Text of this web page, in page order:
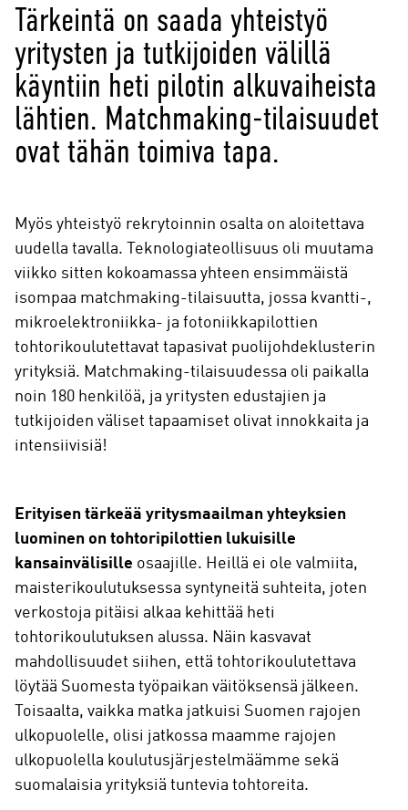
Tärkeintä on saada yhteistyö
yritysten ja tutkijoiden välillä
käyntiin heti pilotin alkuvaiheista
lähtien. Matchmaking-tilaisuudet
ovat tähän toimiva tapa.
Myös yhteistyö rekrytoinnin osalta on aloitettava
uudella tavalla. Teknologiateollisuus oli muutama
viikko sitten kokoamassa yhteen ensimmäistä
isompaa matchmaking-tilaisuutta, jossa kvantti-,
mikroelektroniikka- ja fotoniikkapilottien
tohtorikoulutettavat tapasivat puolijohdeklusterin
yrityksiä. Matchmaking-tilaisuudessa oli paikalla
noin 180 henkilöä, ja yritysten edustajien ja
tutkijoiden väliset tapaamiset olivat innokkaita ja
intensiivisiä!
Erityisen tärkeää yritysmaailman yhteyksien
luominen on tohtoripilottien lukuisille
kansainvälisille osaajille. Heillä ei ole valmiita,
maisterikoulutuksessa syntyneitä suhteita, joten
verkostoja pitäisi alkaa kehittää heti
tohtorikoulutuksen alussa. Näin kasvavat
mahdollisuudet siihen, että tohtorikoulutettava
löytää Suomesta työpaikan väitöksensä jälkeen.
Toisaalta, vaikka matka jatkuisi Suomen rajojen
ulkopuolelle, olisi jatkossa maamme rajojen
ulkopuolella koulutusjärjestelmäämme sekä
suomalaisia yrityksiä tuntevia tohtoreita.